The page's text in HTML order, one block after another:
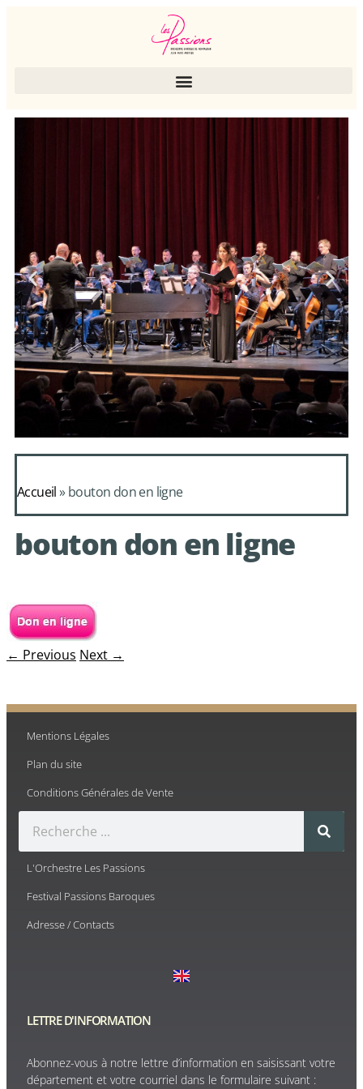
Alcimadure de
Mondonville
avec le choeur de
chambre Les Eléments
Accueil»bouton don en ligne
bouton don en ligne
← Previous Next →
Mentions Légales
Plan du site
Conditions Générales de Vente
L'Orchestre Les Passions
Festival Passions Baroques
Adresse / Contacts
LETTRE D'INFORMATION
Abonnez-vous à notre lettre d’information en saisissant votre
département et votre courriel dans le formulaire suivant :